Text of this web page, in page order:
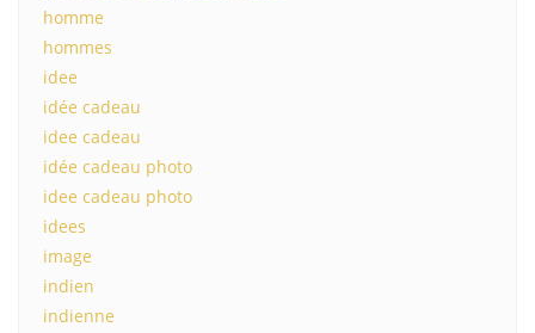
homme
hommes
idee
idée cadeau
idee cadeau
idée cadeau photo
idee cadeau photo
idees
image
indien
indienne